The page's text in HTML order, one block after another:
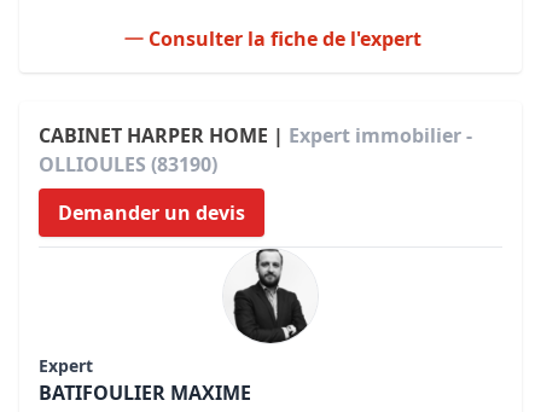
Consulter la fiche de l'expert
CABINET HARPER HOME | Expert immobilier -
OLLIOULES (83190)
Demander un devis
Expert
BATIFOULIER MAXIME